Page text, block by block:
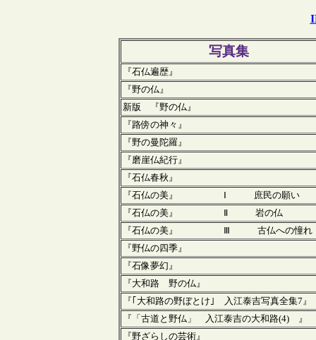
写真集
『石仏遍歴』
『野の仏』
新版 『野の仏』
『路傍の神々』
『野の曼陀羅』
『磨崖仏紀行』
『石仏春秋』
『石仏の美』 Ⅰ 庶民の願い
『石仏の美』 Ⅱ 岩の仏
『石仏の美』 Ⅲ 古仏への憧れ
『野仏の四季』
『石像夢幻』
『大和路 野の仏』
『｢大和路の野ぼとけ｣ 入江泰吉写真全集7』
『「古道と野仏」 入江泰吉の大和路(4) 』
『野ざらしの芸術』